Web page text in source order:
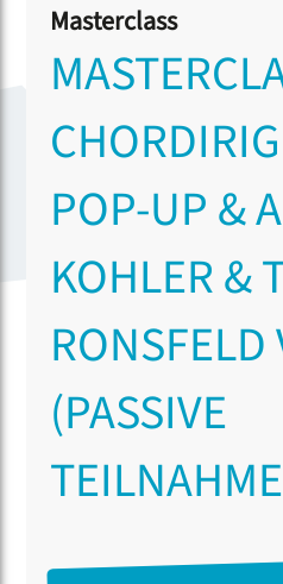
Masterclass
POP-UP &
KOHLER &
RONSFELD
(PASSIVE